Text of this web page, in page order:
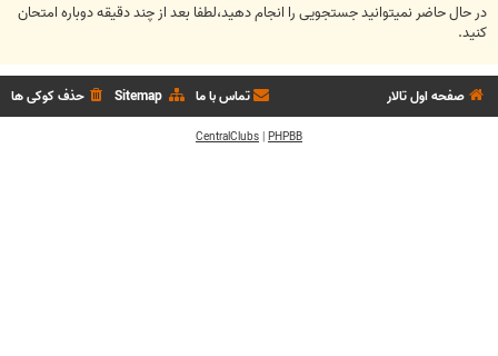
در حال حاضر نمیتوانید جستجویی را انجام دهید،لطفا بعد از چند دقیقه دوباره امتحان
کنید.
صفحه اول تالار حذف کوکی ها Sitemap تماس با ما
PHPBB
|
CentralClubs